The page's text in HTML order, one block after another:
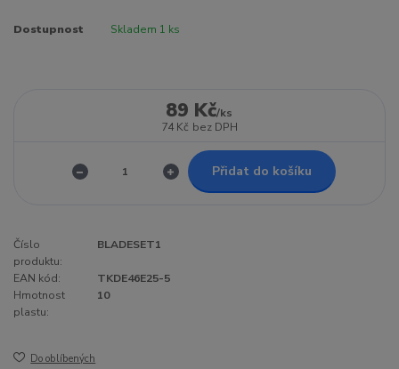
Dostupnost Skladem 1 ks
89 Kč/ks
74 Kč bez DPH
Přidat do košíku
Číslo
produktu:
BLADESET1
EAN kód:
TKDE46E25-5
Hmotnost
plastu:
10
Do oblíbených